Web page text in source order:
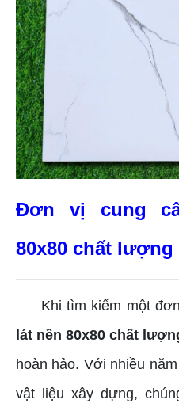
Đơn vị cung
80x80 chất
Khi tìm kiếm một đơn
lát nền 80x80 chất
hoàn hảo. Với nhiều
vật liệu xây dựng,